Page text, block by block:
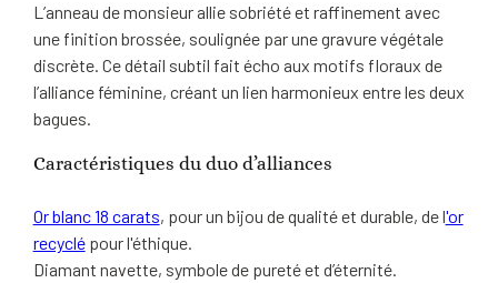
L’anneau de monsieur allie sobriété et raffinement avec
une finition brossée, soulignée par une gravure végétale
discrète. Ce détail subtil fait écho aux motifs floraux de
l’alliance féminine, créant un lien harmonieux entre les deux
bagues.
Caractéristiques du duo d’alliances
Or blanc 18 carats, pour un bijou de qualité et durable, de l'or
recyclépour l'éthique.
Diamant navette, symbole de pureté et d’éternité.